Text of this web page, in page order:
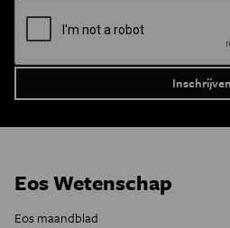
Eos Wetenschap
Eos maandblad